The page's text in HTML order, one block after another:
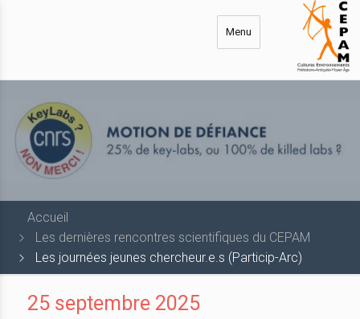
Menu
Accueil
Les dernières rencontres scientifiques du CEPAM
Les journées jeunes chercheur.e.s (Particip-Arc)
25 septembre 2025